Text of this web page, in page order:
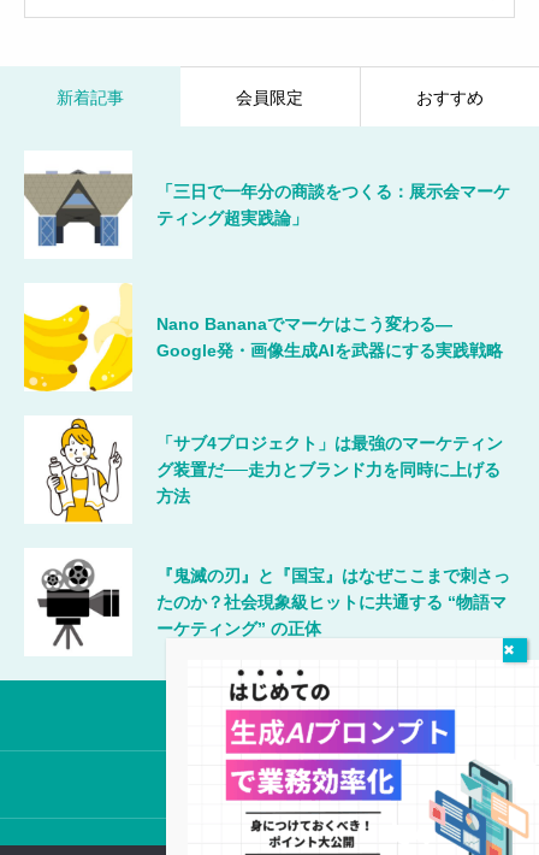
新着記事 会員限定 おすすめ
「三日で一年分の商談をつくる：展示会マーケ
ティング超実践論」
Nano Bananaでマーケはこう変わる―
Google発・画像生成AIを武器にする実践戦略
「サブ4プロジェクト」は最強のマーケティン
グ装置だ──走力とブランド力を同時に上げる
方法
『鬼滅の刃』と『国宝』はなぜここまで刺さっ
たのか？社会現象級ヒットに共通する “物語マ
ーケティング” の正体
唯一無二のマーケティング
©2024 MicroMarketing Inc.